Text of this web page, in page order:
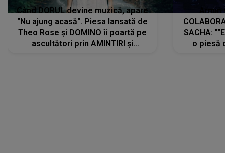
Când DORUL devine muzică, apare
"Nu ajung acasă". Piesa lansată de
Theo Rose și DOMINO îi poartă pe
ascultători prin AMINTIRI și
SACHA:
o piesă